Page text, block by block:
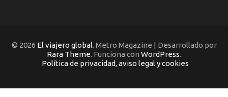
© 2026 El viajero global. Metro Magazine | Desarrollado por
Rara Theme. Funciona con WordPress.
Política de privacidad, aviso legal y cookies